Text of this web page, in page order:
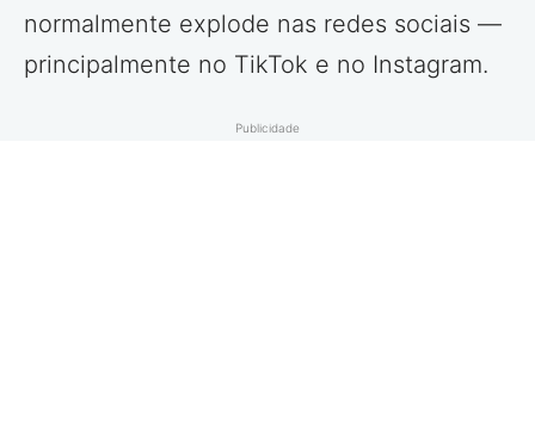
normalmente explode nas redes sociais —
principalmente no TikTok e no Instagram.
Publicidade